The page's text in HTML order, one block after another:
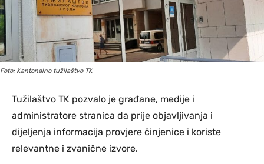
Foto: Kantonalno tužilaštvo TK
Tužilaštvo TK pozvalo je građane, medije i
administratore stranica da prije objavljivanja i
dijeljenja informacija provjere činjenice i koriste
relevantne i zvanične izvore.